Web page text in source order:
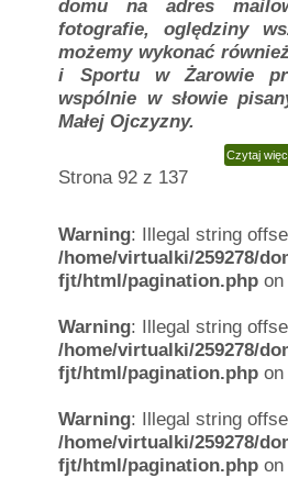
domu na adres
fotografie, oględziny
możemy wykonać
i Sportu w Żarowie
wspólnie w słowie
Małej Ojczyzny.
Czytaj
Strona 92 z 137
Warning: Illegal string
/home/virtualki/259278/
fjt/html/pagination.php
Warning: Illegal string
/home/virtualki/259278/
fjt/html/pagination.php
Warning: Illegal string
/home/virtualki/259278/
fjt/html/pagination.php